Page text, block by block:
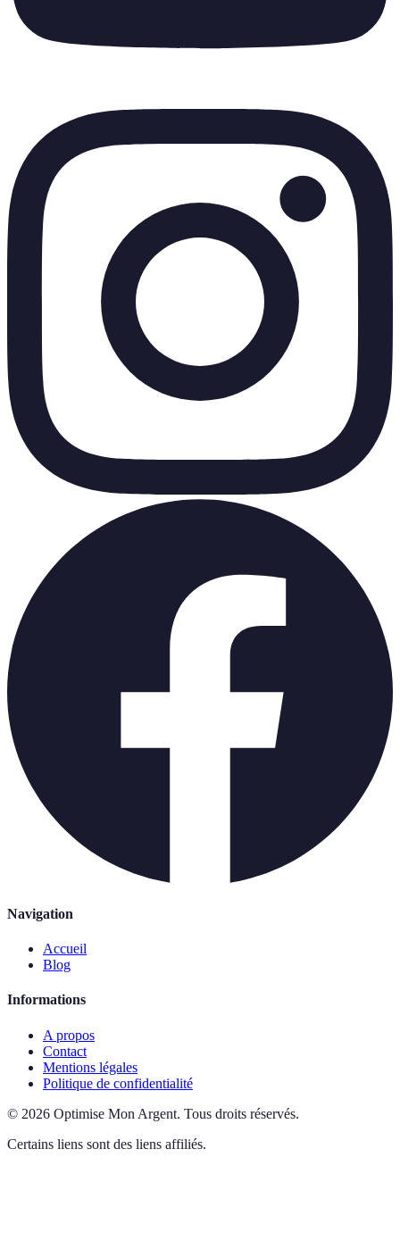
Navigation
Accueil
Blog
Informations
A propos
Contact
Mentions légales
Politique de confidentialité
© 2026 Optimise Mon Argent. Tous droits réservés.
Certains liens sont des liens affiliés.